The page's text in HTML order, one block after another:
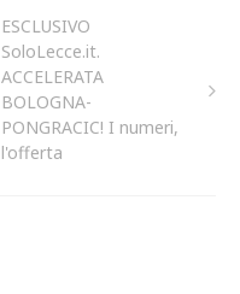
ESCLUSIVO
SoloLecce.it.
ACCELERATA
BOLOGNA-
PONGRACIC! I numeri,
l'offerta